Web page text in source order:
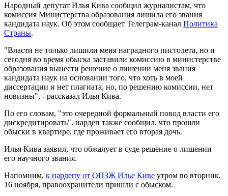
Народный депутат Илья Кива сообщил журналистам, что
комиссия Министерства образования лишила его звания
кандидата наук. Об этом сообщает Телеграм-канал Политика
Страны.
"Власти не только лишили меня наградного пистолета, но и
сегодня во время обыска заставили комиссию в министерстве
образования вынести решение о лишении меня звания
кандидата наук на основании того, что хоть в моей
диссертации и нет плагиата, но, по решению комиссии, нет
новизны", - рассказал Илья Кива.
По его словам, "это очередной формальный повод власти его
дискредитировать". нардеп также сообщил, что прошли
обыски в квартире, где проживает его вторая дочь.
Илья Кива заявил, что обжалует в суде решение о лишении
его научного звания.
Напомним, к нардепу от ОПЗЖ Илье Киве утром во вторник,
16 ноября, правоохранители пришли с обыском.